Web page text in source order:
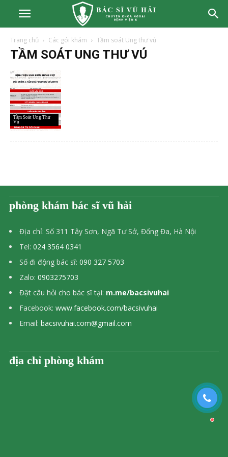
Trang chủ Các gói khám Tầm soát Ung thư vú
TẦM SOÁT UNG THƯ VÚ
Tầm Soát Ung Thư
Vú
phòng khám bác sĩ vũ hải
Địa chỉ: Số 311 Tây Sơn, Ngã Tư Sở, Đống Đa, Hà Nội
Tel: 024 3564 0341
Số đi động bác sĩ: 090 327 5703
Zalo: 0903275703
Đặt câu hỏi cho bác sĩ tại: m.me/bacsivuhai
Facebook: www.facebook.com/bacsivuhai
Email: bacsivuhai.com@gmail.com
địa chỉ phòng khám